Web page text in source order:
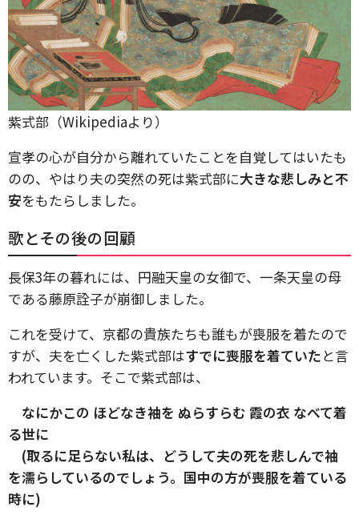
紫式部（Wikipediaより）
宣孝の心が自分から離れていたことを自覚してはいたも
のの、やはり夫の突然の死は紫式部に大きな悲しみと不
安をもたらしました。
歌とその後の回顧
長保3年の暮れには、円融天皇の女御で、一条天皇の母
である藤原詮子が崩御しました。
これを受けて、京都の貴族たちも誰もが喪服を着たので
すが、夫を亡くした紫式部はすでに喪服を着ていたと言
われています。そこで紫式部は、
なにかこの ほどなき袖を ぬらすらむ 霞の衣 なべて着
る世に
(取るに足らない私は、どうして夫の死を悲しんで袖
を濡らしているのでしょう。国中の方が喪服を着ている
時に)